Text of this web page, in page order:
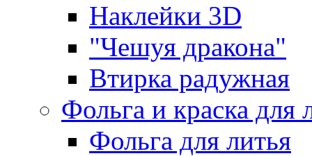
Наклейки 3D
"Чешуя дракона"
Втирка радужная
Фольга и краска для
Фольга для литья